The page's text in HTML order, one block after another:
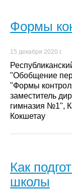
Формы
15 декабря 2020 г.
"Обобщение
"Формы
заместитель
гимназия №1",
Кокшетау
Как
школы